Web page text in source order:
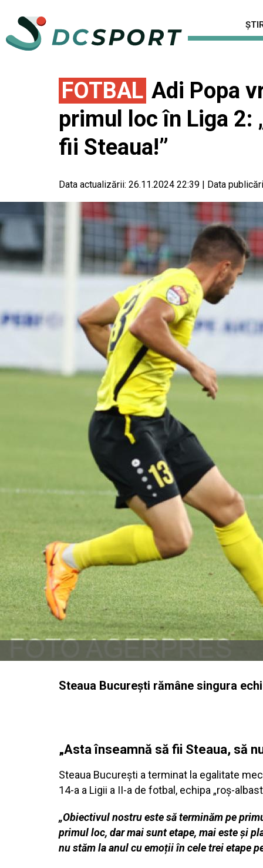
FOTBAL Adi Popa
primul loc în Liga 2:
fii Steaua!”
Data actualizării: 26.11.2024 22:39 | Data
Steaua București rămâne singura
„Asta înseamnă să fii Steaua, să
Steaua București a terminat la egalitate
14-a a Ligii a II-a de fotbal, echipa „roș-
„Obiectivul nostru este să terminăm pe
primul loc, dar mai sunt etape, mai este și
nu stăm la anul cu emoții în cele trei etape